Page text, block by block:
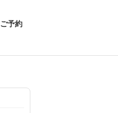
ご予約